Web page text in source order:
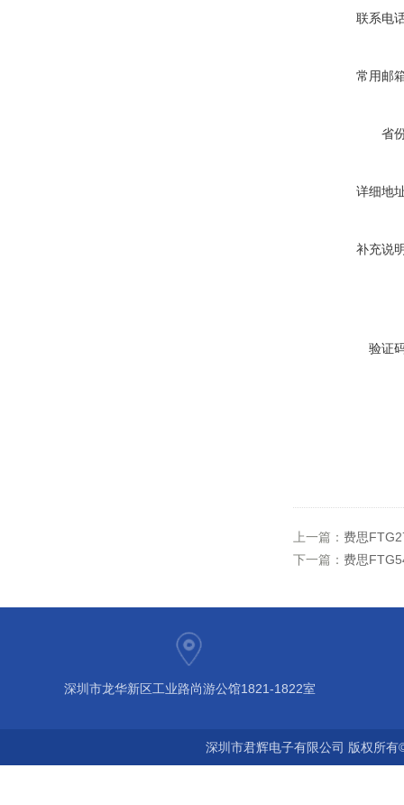
联系电
常用邮
省
详细地
补充说
验证
上一篇： 费思
下一篇： 费思
深圳市龙华新区工业路尚游公馆1821-1822室
深圳市君辉电子有限公司 版权所